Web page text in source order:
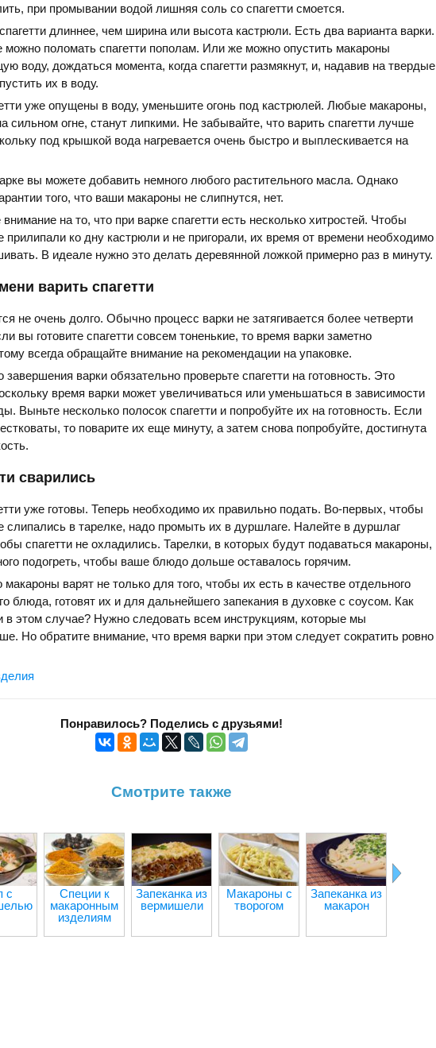
при промывании водой лишняя соль со спагетти смоется.
длиннее, чем ширина или высота кастрюли. Есть два варианта варки.
можно поломать спагетти пополам. Или же можно опустить макароны
воду, дождаться момента, когда спагетти размякнут, и, надавив на твердые
их в воду.
уже опущены в воду, уменьшите огонь под кастрюлей. Любые макароны,
сильном огне, станут липкими. Не забывайте, что варить спагетти лучше
под крышкой вода нагревается очень быстро и выплескивается на
вы можете добавить немного любого растительного масла. Однако
того, что ваши макароны не слипнутся, нет.
на то, что при варке спагетти есть несколько хитростей. Чтобы
прилипали ко дну кастрюли и не пригорали, их время от времени необходимо
В идеале нужно это делать деревянной ложкой примерно раз в минуту.
варить спагетти
не очень долго. Обычно процесс варки не затягивается более четверти
вы готовите спагетти совсем тоненькие, то время варки заметно
всегда обращайте внимание на рекомендации на упаковке.
варки обязательно проверьте спагетти на готовность. Это
время варки может увеличиваться или уменьшаться в зависимости
Выньте несколько полосок спагетти и попробуйте их на готовность. Если
то поварите их еще минуту, а затем снова попробуйте, достигнута
сварились
уже готовы. Теперь необходимо их правильно подать. Во-первых, чтобы
слипались в тарелке, надо промыть их в дуршлаге. Налейте в дуршлаг
спагетти не охладились. Тарелки, в которых будут подаваться макароны,
подогреть, чтобы ваше блюдо дольше оставалось горячим.
макароны варят не только для того, чтобы их есть в качестве отдельного
блюда, готовят их и для дальнейшего запекания в духовке с соусом. Как
в этом случае? Нужно следовать всем инструкциям, которые мы
Но обратите внимание, что время варки при этом следует сократить ровно
Понравилось? Поделись с друзьями!
Смотрите также
с
Специи к
макаронным
изделиям
Запеканка из
вермишели
Макароны с
творогом
Запеканка из
макарон